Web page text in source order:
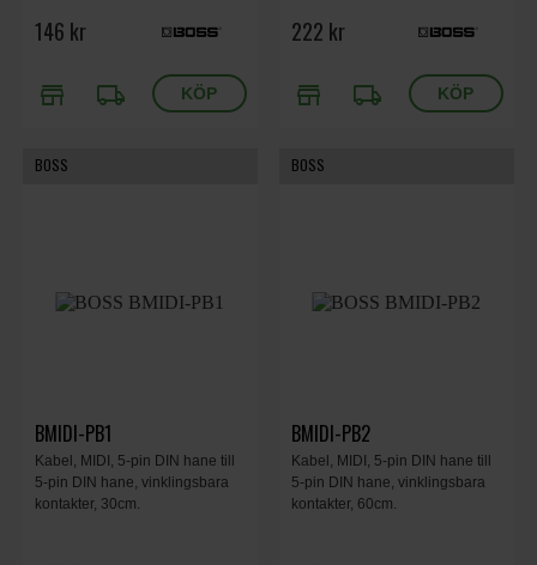
146 kr
store local_shipping
222 kr
store local_shipping
BOSS
BMIDI-PB1
Kabel, MIDI, 5-pin DIN hane till
5-pin DIN hane, vinklingsbara
kontakter, 30cm.
BOSS
BMIDI-PB2
Kabel, MIDI, 5-pin DIN hane till
5-pin DIN hane, vinklingsbara
kontakter, 60cm.